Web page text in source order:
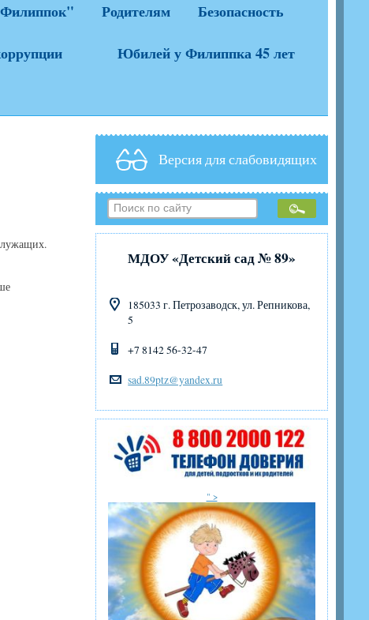
Родителям Безопасность
Юбилей у Филиппка 45 лет
Версия для слабовидящих
МДОУ «Детский сад № 89»
185033 г. Петрозаводск, ул. Репникова,
5
+7 8142 56-32-47
sad.89ptz@yandex.ru
" >